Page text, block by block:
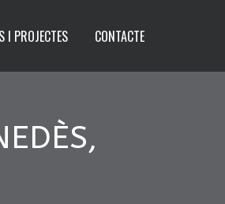
I PROJECTES CONTACTE